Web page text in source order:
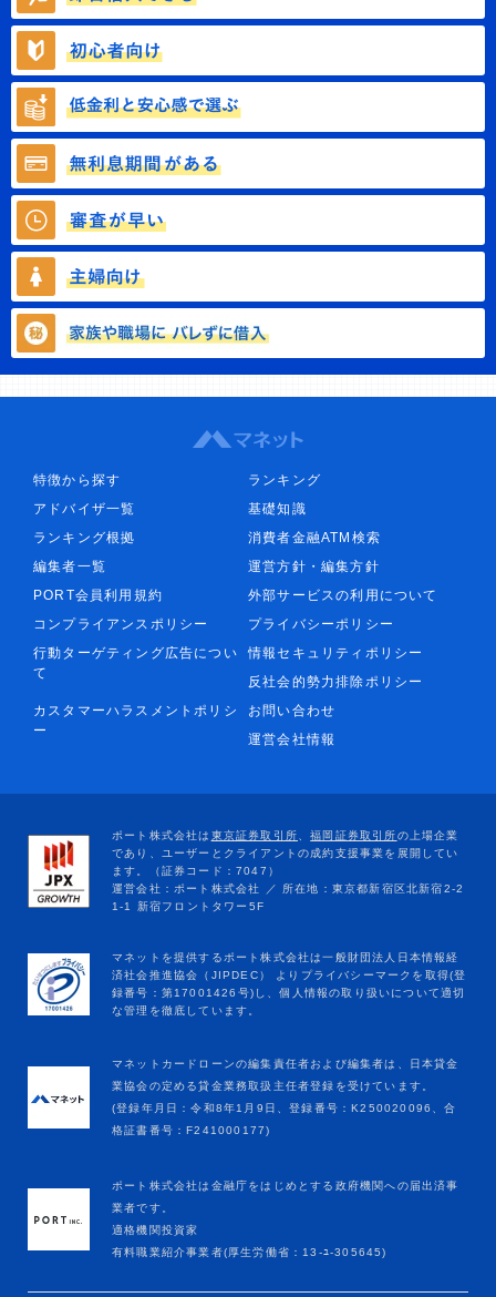
特徴から探す
ランキング
アドバイザ一覧
基礎知識
ランキング根拠
消費者金融ATM検索
編集者一覧
運営方針・編集方針
PORT会員利用規約
外部サービスの利用について
コンプライアンスポリシー
プライバシーポリシー
行動ターゲティング広告につい
て
情報セキュリティポリシー
反社会的勢力排除ポリシー
カスタマーハラスメントポリシ
ー
お問い合わせ
運営会社情報
マネットカードローンの編集責任者および編集者は、日本貸金
業協会の定める貸金業務取扱主任者登録を受けています。
(登録年月日：令和8年1月9日、登録番号：K250020096、合
格証書番号：F241000177)
ポート株式会社は金融庁をはじめとする政府機関への届出済事
業者です。
適格機関投資家
有料職業紹介事業者(厚生労働省：13-ﾕ-305645)